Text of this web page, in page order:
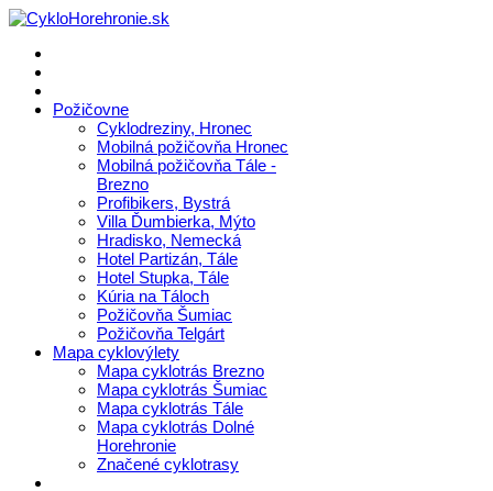
Požičovne
Cyklodreziny, Hronec
Mobilná požičovňa Hronec
Mobilná požičovňa Tále -
Brezno
Profibikers, Bystrá
Villa Ďumbierka, Mýto
Hradisko, Nemecká
Hotel Partizán, Tále
Hotel Stupka, Tále
Kúria na Táloch
Požičovňa Šumiac
Požičovňa Telgárt
Mapa cyklovýlety
Mapa cyklotrás Brezno
Mapa cyklotrás Šumiac
Mapa cyklotrás Tále
Mapa cyklotrás Dolné
Horehronie
Značené cyklotrasy